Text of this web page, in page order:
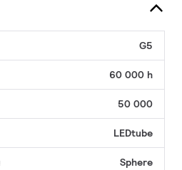
G5
60 000 h
50 000
LEDtube
Sphere